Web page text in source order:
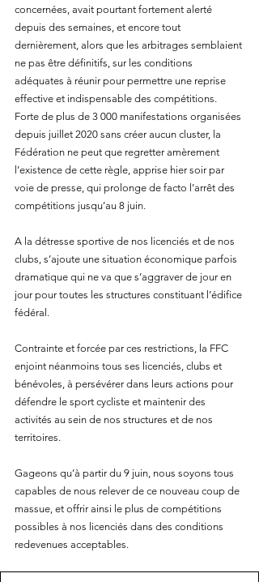
concernées, avait pourtant fortement alerté
depuis des semaines, et encore tout
dernièrement, alors que les arbitrages semblaient
ne pas être définitifs, sur les conditions
adéquates à réunir pour permettre une reprise
effective et indispensable des compétitions.
Forte de plus de 3 000 manifestations organisées
depuis juillet 2020 sans créer aucun cluster, la
Fédération ne peut que regretter amèrement
l’existence de cette règle, apprise hier soir par
voie de presse, qui prolonge de facto l’arrêt des
compétitions jusqu’au 8 juin.
A la détresse sportive de nos licenciés et de nos
clubs, s’ajoute une situation économique parfois
dramatique qui ne va que s’aggraver de jour en
jour pour toutes les structures constituant l’édifice
fédéral.
Contrainte et forcée par ces restrictions, la FFC
enjoint néanmoins tous ses licenciés, clubs et
bénévoles, à persévérer dans leurs actions pour
défendre le sport cycliste et maintenir des
activités au sein de nos structures et de nos
territoires.
Gageons qu’à partir du 9 juin, nous soyons tous
capables de nous relever de ce nouveau coup de
massue, et offrir ainsi le plus de compétitions
possibles à nos licenciés dans des conditions
redevenues acceptables.